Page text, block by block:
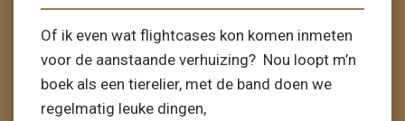
Of ik even wat flightcases kon komen inmeten
voor de aanstaande verhuizing? Nou loopt m’n
boek als een tierelier, met de band doen we
regelmatig leuke dingen,